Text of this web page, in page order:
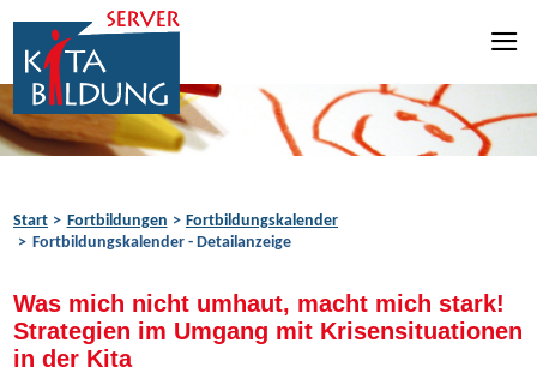
Zum Inhalt springen
Zur Navigation springen
Zum Fußbereich springen
Start Fortbildungen
Fortbildungskalender
Fortbildungskalender - Detailanzeige
Was mich nicht umhaut, macht mich stark!
Strategien im Umgang mit Krisensituationen
in der Kita